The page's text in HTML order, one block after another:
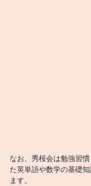
なお、秀桜会は勉強習
た英単語や数学の基礎
ます。